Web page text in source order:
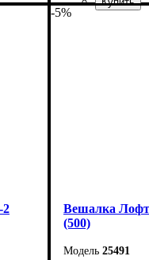
-5%
Вешалка
(500)
25491